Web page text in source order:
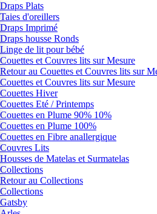
Draps Plats
Taies d'oreillers
Draps Imprimé
Draps housse Ronds
Linge de lit pour bébé
Couettes et Couvres lits sur Mesure
Retour au Couettes et Couvres lits sur
Couettes et Couvres lits sur Mesure
Couettes Hiver
Couettes Eté / Printemps
Couettes en Plume 90% 10%
Couettes en Plume 100%
Couettes en Fibre anallergique
Couvres Lits
Housses de Matelas et Surmatelas
Collections
Retour au Collections
Collections
Gatsby